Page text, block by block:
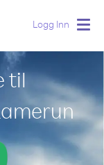
Logg Inn
til